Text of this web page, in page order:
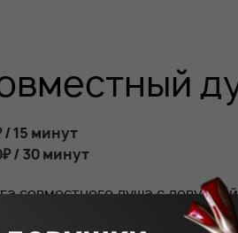
/ 15 минут
/ 30 минут
совместного душа с
массажу, “После”